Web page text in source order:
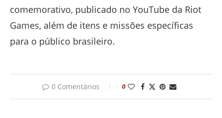
comemorativo, publicado no YouTube da Riot
Games, além de itens e missões específicas
para o público brasileiro.
0 Comentários 0